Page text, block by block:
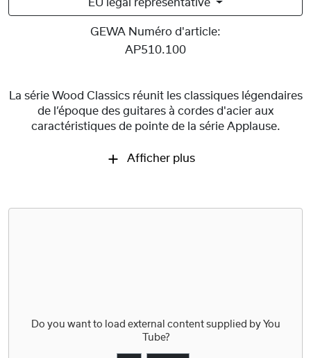
EU legal representative
GEWA Numéro d'article:
AP510.100
La série Wood Classics réunit les classiques légendaires
de l’époque des guitares à cordes d'acier aux
caractéristiques de pointe de la série Applause.
Afficher plus
Do you want to load external content supplied by You
Tube?